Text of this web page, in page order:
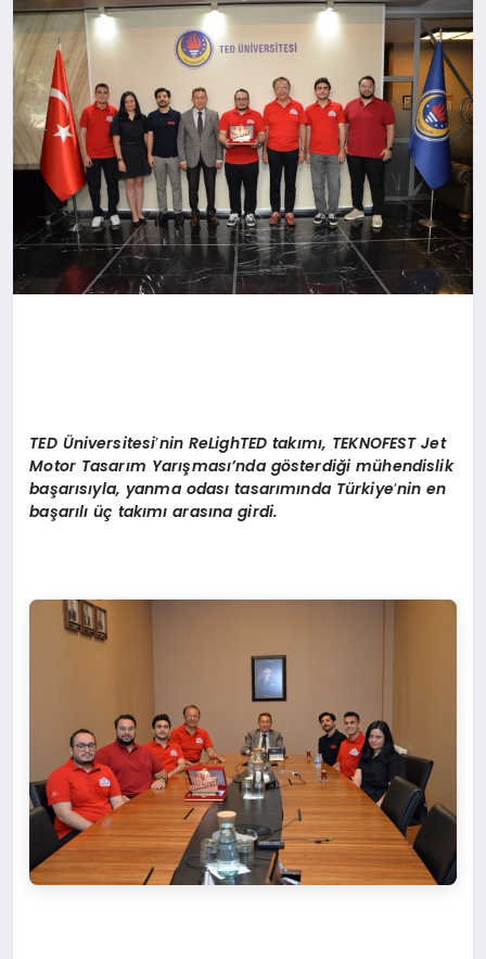
TED Üniversitesi’nin ReLighTED takımı, TEKNOFEST Jet
Motor Tasarım Yarışması’nda gösterdiği mühendislik
başarısıyla, yanma odası tasarımında Türkiye’nin en
başarılı üç takımı arasına girdi.